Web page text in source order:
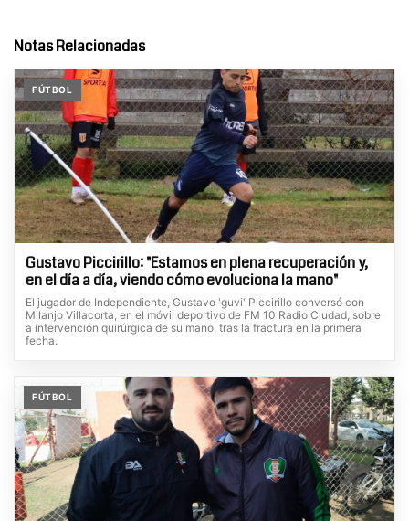
Notas Relacionadas
FÚTBOL
Gustavo Piccirillo: "Estamos en plena recuperación y,
en el día a día, viendo cómo evoluciona la mano"
El jugador de Independiente, Gustavo 'guvi' Piccirillo conversó con
Milanjo Villacorta, en el móvil deportivo de FM 10 Radio Ciudad, sobre
a intervención quirúrgica de su mano, tras la fractura en la primera
fecha.
FÚTBOL